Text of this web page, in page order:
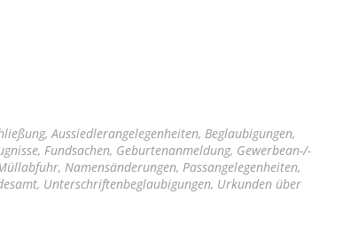
Aussiedlerangelegenheiten, Beglaubigungen,
Fundsachen, Geburtenanmeldung, Gewerbean-/-
Namensänderungen, Passangelegenheiten,
Unterschriftenbeglaubigungen, Urkunden über